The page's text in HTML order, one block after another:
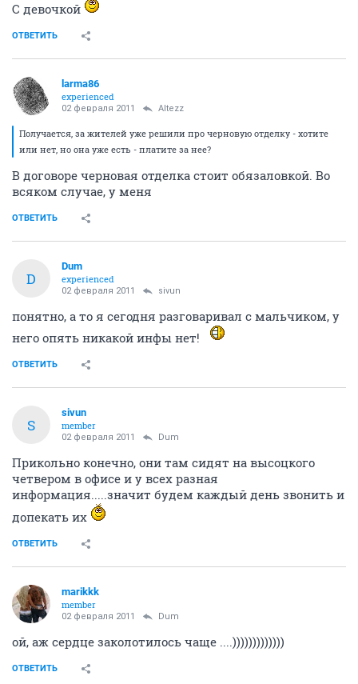
С девочкой
ОТВЕТИТЬ
larma86
experienced
02 февраля 2011 Altezz
Получается, за жителей уже решили про черновую отделку - хотите
или нет, но она уже есть - платите за нее?
В договоре черновая отделка стоит обязаловкой. Во
всяком случае, у меня
ОТВЕТИТЬ
D
Dum
experienced
02 февраля 2011 sivun
понятно, а то я сегодня разговаривал с мальчиком, у
него опять никакой инфы нет!
ОТВЕТИТЬ
S
sivun
member
02 февраля 2011 Dum
Прикольно конечно, они там сидят на высоцкого
четвером в офисе и у всех разная
информация.....значит будем каждый день звонить и
допекать их
ОТВЕТИТЬ
marikkk
member
02 февраля 2011 Dum
ой, аж сердце заколотилось чаще ....)))))))))))))
ОТВЕТИТЬ